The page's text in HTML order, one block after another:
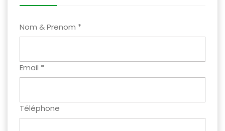
Nom & Prenom *
Email *
Téléphone